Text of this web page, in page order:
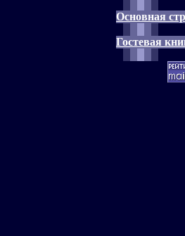
Основная
Гостевая